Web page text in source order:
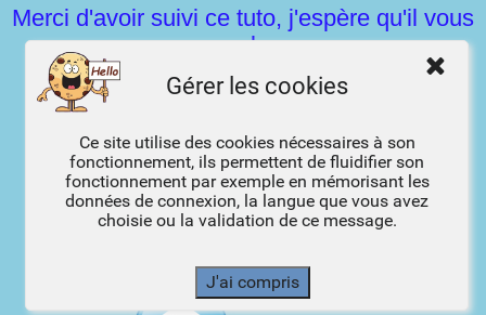
Merci d'avoir suivi ce tuto, j'espère qu'il vous
a plu
Fait le 27 avril 2026
***
Vous pouvez m'envoyer vos versions,
Je me ferai un plaisir de les mettre sur la
Gérer les cookies
Ce site utilise des cookies nécessaires à son
fonctionnement, ils permettent de fluidifier son
fonctionnement par exemple en mémorisant les
données de connexion, la langue que vous avez
choisie ou la validation de ce message.